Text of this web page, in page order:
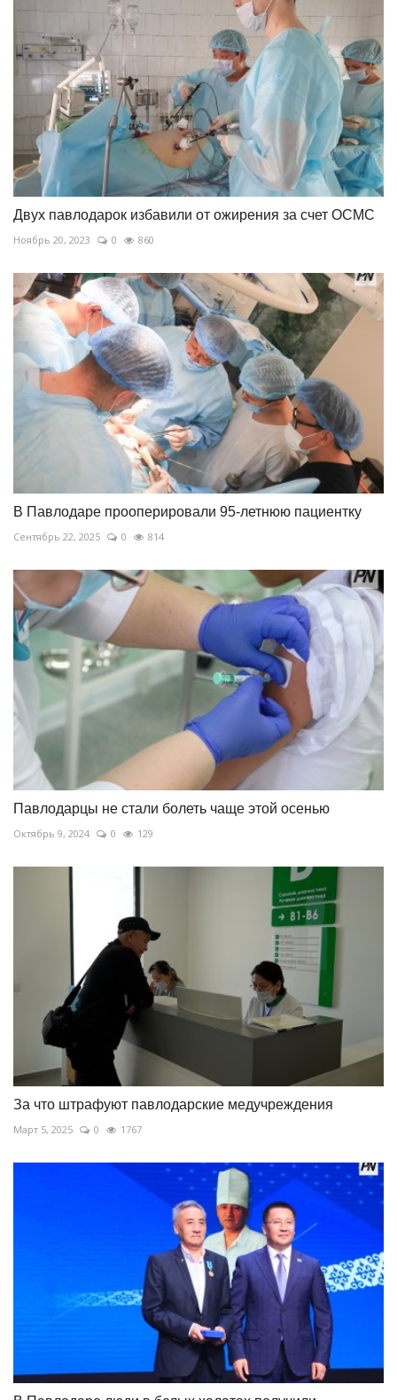
Двух павлодарок избавили от ожирения за счет ОСМС
Ноябрь 20, 2023 0 860
В Павлодаре прооперировали 95-летнюю пациентку
Сентябрь 22, 2025 0 814
Павлодарцы не стали болеть чаще этой осенью
Октябрь 9, 2024 0 129
За что штрафуют павлодарские медучреждения
Март 5, 2025 0 1767